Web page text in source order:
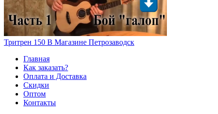
Тритрен 150 В Магазине Петрозаводск
Главная
Как заказать?
Оплата и Доставка
Скидки
Оптом
Контакты